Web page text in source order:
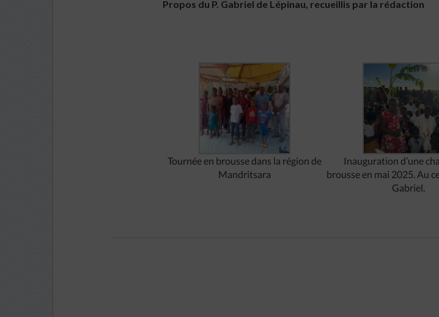
Propos du P. Gabriel de Lépinau, recueillis par la rédaction
Tournée en brousse dans la région de
Mandritsara
Inauguration d’une
brousse en mai 2025. Au
Gabriel.